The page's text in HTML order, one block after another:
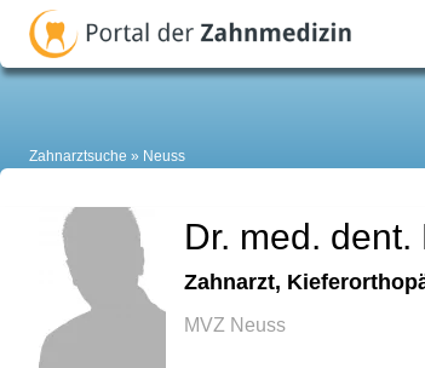
Zahnarztsuche Neuss
Dr. med.
Zahnarzt,
MVZ Neuss